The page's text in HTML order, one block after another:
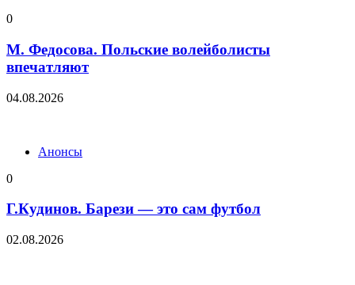
0
М. Федосова. Польские волейболисты
впечатляют
04.08.2026
Анонсы
0
Г.Кудинов. Барези — это сам футбол
02.08.2026